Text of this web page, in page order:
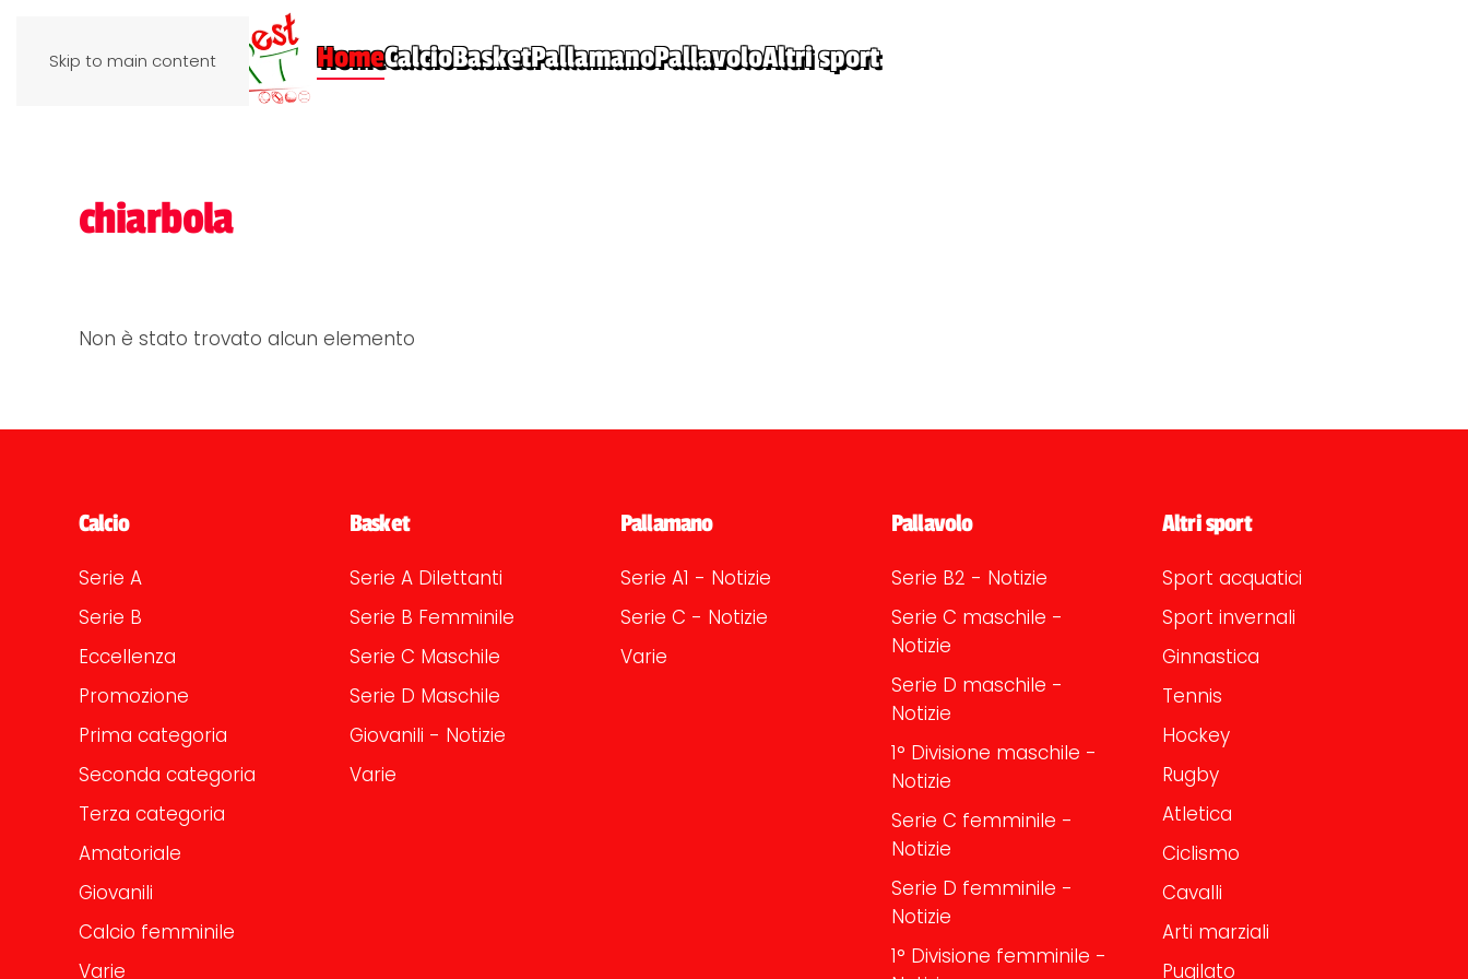
Skip to main content HomeCalcioBasketPallamanoPallavoloAltri sport
chiarbola
Non è stato trovato alcun elemento
Calcio
Serie A
Serie B
Eccellenza
Promozione
Prima categoria
Seconda categoria
Terza categoria
Amatoriale
Giovanili
Calcio femminile
Varie
Basket
Serie A Dilettanti
Serie B Femminile
Serie C Maschile
Serie D Maschile
Giovanili - Notizie
Varie
Pallamano
Serie A1 - Notizie
Serie C - Notizie
Varie
Pallavolo
Serie B2 - Notizie
Serie C maschile -
Notizie
Serie D maschile -
Notizie
1° Divisione maschile -
Notizie
Serie C femminile -
Notizie
Serie D femminile -
Notizie
1° Divisione femminile -
Altri sport
Sport acquatici
Sport invernali
Ginnastica
Tennis
Hockey
Rugby
Atletica
Ciclismo
Cavalli
Arti marziali
Pugilato